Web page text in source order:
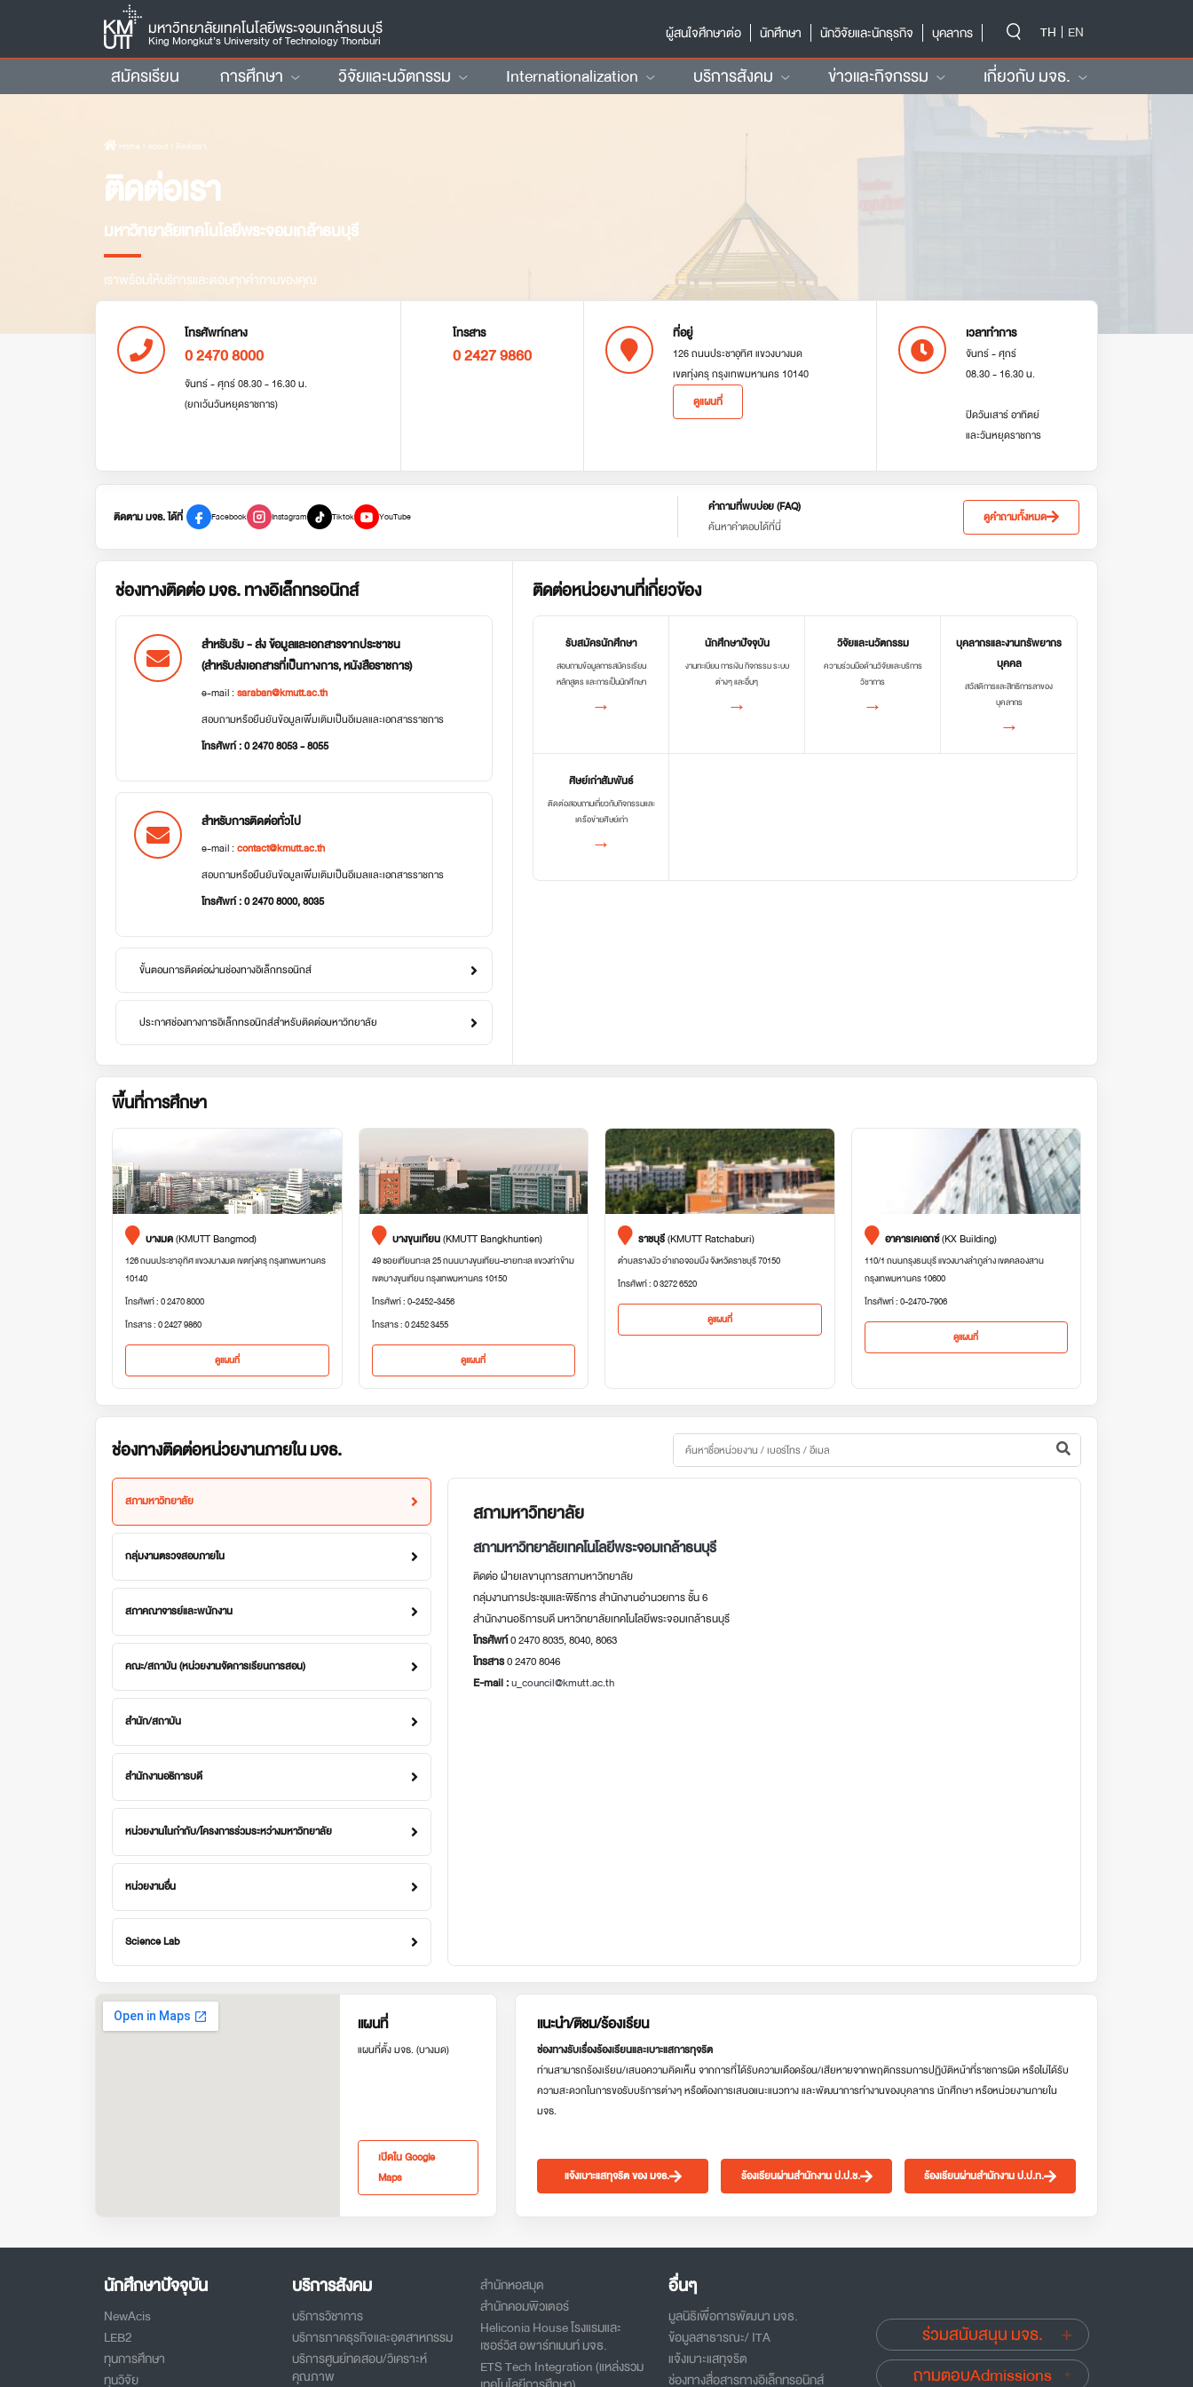
มหาวิทยาลัยเทคโนโลยีพระจอมเกล้าธนบุรี
King Mongkut’s University of Technology Thonburi
ผู้สนใจศึกษาต่อ
นักศึกษา นักวิจัยและนักธุรกิจ บุคลากร TH EN
สมัครเรียน การศึกษา วิจัยและนวัตกรรม Internationalization บริการสังคม ข่าวและกิจกรรม เกี่ยวกับ มจธ.
Home › About › ติดต่อเรา
ติดต่อเรา
มหาวิทยาลัยเทคโนโลยีพระจอมเกล้าธนบุรี
เราพร้อมให้บริการและตอบทุกคำถามของคุณ
โทรศัพท์กลาง
0 2470 8000
จันทร์ - ศุกร์ 08.30 - 16.30 น.
(ยกเว้นวันหยุดราชการ)
โทรสาร
0 2427 9860
ที่อยู่
126 ถนนประชาอุทิศ แขวงบางมด
เขตทุ่งครุ กรุงเทพมหานคร 10140
ดูแผนที่
เวลาทำการ
จันทร์ - ศุกร์
08.30 - 16.30 น.
ปิดวันเสาร์ อาทิตย์
และวันหยุดราชการ
ติดตาม มจธ. ได้ที่ Facebook Instagram Tiktok YouTube
คำถามที่พบบ่อย (FAQ)
ค้นหาคำตอบได้ที่นี่
ดูคำถามทั้งหมด
ช่องทางติดต่อ มจธ. ทางอิเล็กทรอนิกส์
สำหรับรับ - ส่ง ข้อมูลและเอกสารจากประชาชน
(สำหรับส่งเอกสารที่เป็นทางการ, หนังสือราชการ)
e-mail :saraban@kmutt.ac.th
สอบถามหรือยืนยันข้อมูลเพิ่มเติมเป็นอีเมลและเอกสารราชการ
โทรศัพท์ : 0 2470 8053 - 8055
สำหรับการติดต่อทั่วไป
e-mail :contact@kmutt.ac.th
สอบถามหรือยืนยันข้อมูลเพิ่มเติมเป็นอีเมลและเอกสารราชการ
โทรศัพท์ : 0 2470 8000, 8035
ขั้นตอนการติดต่อผ่านช่องทางอิเล็กทรอนิกส์
ประกาศช่องทางการอิเล็กทรอนิกส์สำหรับติดต่อมหาวิทยาลัย
ติดต่อหน่วยงานที่เกี่ยวข้อง
รับสมัครนักศึกษา
สอบถามข้อมูลการสมัครเรียน
หลักสูตร และการเป็นนักศึกษา
→
นักศึกษาปัจจุบัน
งานทะเบียน การเงิน กิจกรรม ระบบ
ต่างๆ และอื่นๆ
→
วิจัยและนวัตกรรม
ความร่วมมือด้านวิจัยและบริการ
วิชาการ
→
บุคลากรและงานทรัพยากร
บุคคล
สวัสดิการและสิทธิการลาของ
บุคลากร
→
ศิษย์เก่าสัมพันธ์
ติดต่อสอบถามเกี่ยวกับกิจกรรมและ
เครือข่ายศิษย์เก่า
→
พื้นที่การศึกษา
บางมด(KMUTT Bangmod)
126 ถนนประชาอุทิศ แขวงบางมด เขตทุ่งครุ กรุงเทพมหานคร
10140
โทรศัพท์ : 0 2470 8000
โทรสาร : 0 2427 9860
ดูแผนที่
บางขุนเทียน(KMUTT Bangkhuntien)
49 ซอยเทียนทะเล 25 ถนนบางขุนเทียน-ชายทะเล แขวงท่าข้าม
เขตบางขุนเทียน กรุงเทพมหานคร 10150
โทรศัพท์ : 0-2452-3456
โทรสาร : 0 2452 3455
ดูแผนที่
ราชบุรี(KMUTT Ratchaburi)
ตำบลรางบัว อำเภอจอมบึง จังหวัดราชบุรี 70150
โทรศัพท์ : 0 3272 6520
ดูแผนที่
อาคารเคเอกซ์(KX Building)
110/1 ถนนกรุงธนบุรี แขวงบางลำภูล่าง เขตคลองสาน
กรุงเทพมหานคร 10600
โทรศัพท์ : 0-2470-7906
ดูแผนที่
ช่องทางติดต่อหน่วยงานภายใน มจธ.
สภามหาวิทยาลัย
กลุ่มงานตรวจสอบภายใน
สภาคณาจารย์และพนักงาน
คณะ/สถาบัน (หน่วยงานจัดการเรียนการสอน)
สำนัก/สถาบัน
สำนักงานอธิการบดี
หน่วยงานในกำกับ/โครงการร่วมระหว่างมหาวิทยาลัย
หน่วยงานอื่น
Science Lab
สภามหาวิทยาลัย
สภามหาวิทยาลัยเทคโนโลยีพระจอมเกล้าธนบุรี
ติดต่อ ฝ่ายเลขานุการสภามหาวิทยาลัย
กลุ่มงานการประชุมและพิธีการ สำนักงานอำนวยการ ชั้น 6
สำนักงานอธิการบดี มหาวิทยาลัยเทคโนโลยีพระจอมเกล้าธนบุรี
โทรศัพท์0 2470 8035, 8040, 8063
โทรสาร0 2470 8046
E-mail :u_council@kmutt.ac.th
แผนที่
แผนที่ตั้ง มจธ. (บางมด)
เปิดใน Google
Maps
แนะนำ/ติชม/ร้องเรียน
ช่องทางรับเรื่องร้องเรียนและเบาะแสการทุจริต
ท่านสามารถร้องเรียน/เสนอความคิดเห็น จากการที่ได้รับความเดือดร้อน/เสียหายจากพฤติกรรมการปฏิบัติหน้าที่ราชการผิด หรือไม่ได้รับ
ความสะดวกในการขอรับบริการต่างๆ หรือต้องการเสนอแนะแนวทาง และพัฒนาการทำงานของบุคลากร นักศึกษา หรือหน่วยงานภายใน
มจธ.
แจ้งเบาะแสทุจริต ของ มจธ. ร้องเรียนผ่านสำนักงาน ป.ป.ช. ร้องเรียนผ่านสำนักงาน ป.ป.ท.
นักศึกษาปัจจุบัน
NewAcis
LEB2
ทุนการศึกษา
ทุนวิจัย
บริการสังคม
บริการวิชาการ
บริการภาคธุรกิจและอุตสาหกรรม
บริการศูนย์ทดสอบ/วิเคราะห์
คุณภาพ
สำนักหอสมุด
สำนักคอมพิวเตอร์
Heliconia House โรงแรมและ
เซอร์วิส อพาร์ทเมนท์ มจธ.
ETS Tech Integration (แหล่งรวม
อื่นๆ
มูลนิธิเพื่อการพัฒนา มจธ.
ข้อมูลสาธารณะ/ ITA
แจ้งเบาะแสทุจริต
ช่องทางสื่อสารทางอิเล็กทรอนิกส์
ร่วมสนับสนุน มจธ.
ถามตอบAdmissions